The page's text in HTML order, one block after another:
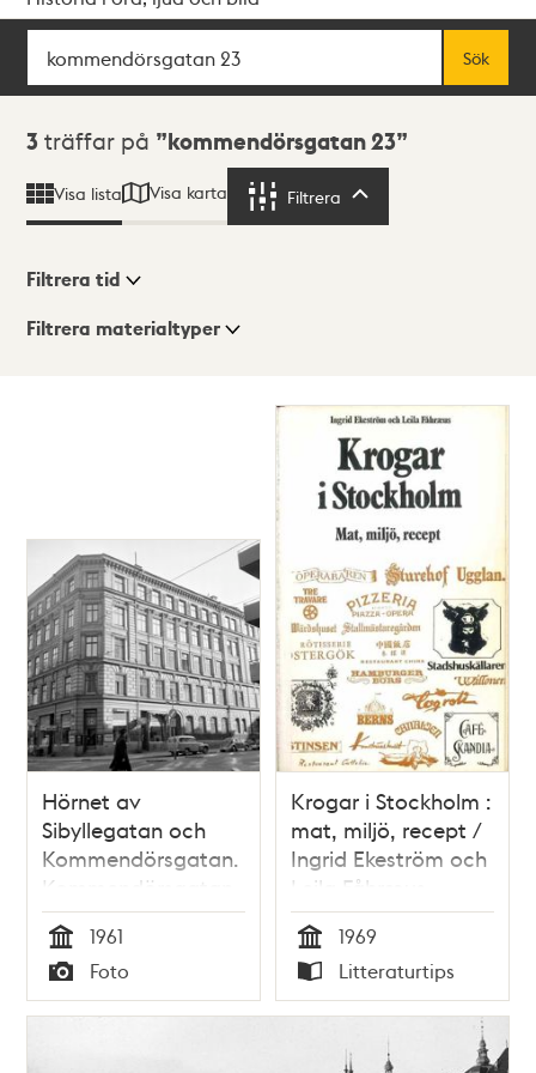
Sök
Sök
Sökresultat
3 träffar på kommendörsgatan 23
Visa lista Visa karta Filtrera
Visningsläge
Filtrera tid
Filtrera materialtyper
Hörnet av
Sibyllegatan och
Kommendörsgatan.
Kommendörsgatan
23
Tid
1961
Typ
Foto
Krogar i Stockholm :
mat, miljö, recept /
Ingrid Ekeström och
Leila Fåhræus
Tid
1969
Typ
Litteraturtips